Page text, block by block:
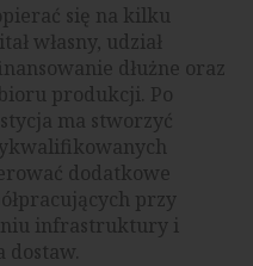
się na kilku
własny, udział
dłużne oraz
produkcji. Po
ma stworzyć
dodatkowe
przy
infrastruktury i
dostaw.